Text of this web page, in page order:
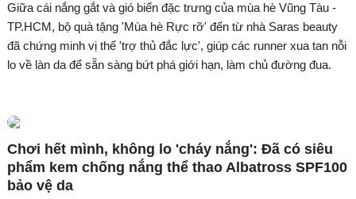
Giữa cái nắng gắt và gió biển đặc trưng của mùa hè Vũng Tàu -
TP.HCM, bộ quà tặng 'Mùa hè Rực rỡ' đến từ nhà Saras beauty
đã chứng minh vị thế 'trợ thủ đắc lực', giúp các runner xua tan nỗi
lo về làn da để sẵn sàng bứt phá giới hạn, làm chủ đường đua.
Chơi hết mình, không lo 'cháy nắng': Đã có siêu
phẩm kem chống nắng thể thao Albatross SPF100
bảo vệ da